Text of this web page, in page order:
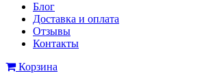
Блог
Доставка и оплата
Отзывы
Контакты
Корзина